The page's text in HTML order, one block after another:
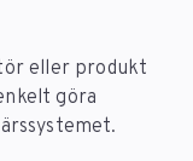
eller produkt
göra